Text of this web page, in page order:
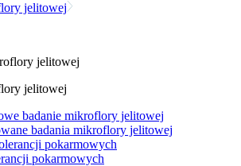
jelitowej
jelitowej
badanie mikroflory jelitowej
badania mikroflory jelitowej
pokarmowych